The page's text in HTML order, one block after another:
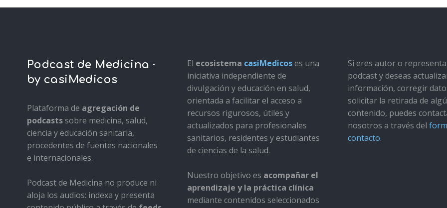
Podcast de Medicina ·
by casiMedicos
Plataforma de agregación de
podcastssobre medicina, salud,
ciencia y educación sanitaria,
procedentes de fuentes nacionales
e internacionales.
Podcast de Medicina no produce ni
aloja los audios: indexa y presenta
El ecosistema casiMedicoses una
iniciativa independiente de
divulgación y educación en salud,
orientada a facilitar el acceso a
recursos rigurosos, útiles y
actualizados para profesionales
sanitarios, residentes y estudiantes
de ciencias de la salud.
Nuestro objetivo es acompañar el
aprendizaje y la práctica clínica
mediante contenidos seleccionados
Si eres autor o
podcast y deseas
información, corregir
solicitar la retirada de
contenido, puedes
nosotros a través del
contacto.